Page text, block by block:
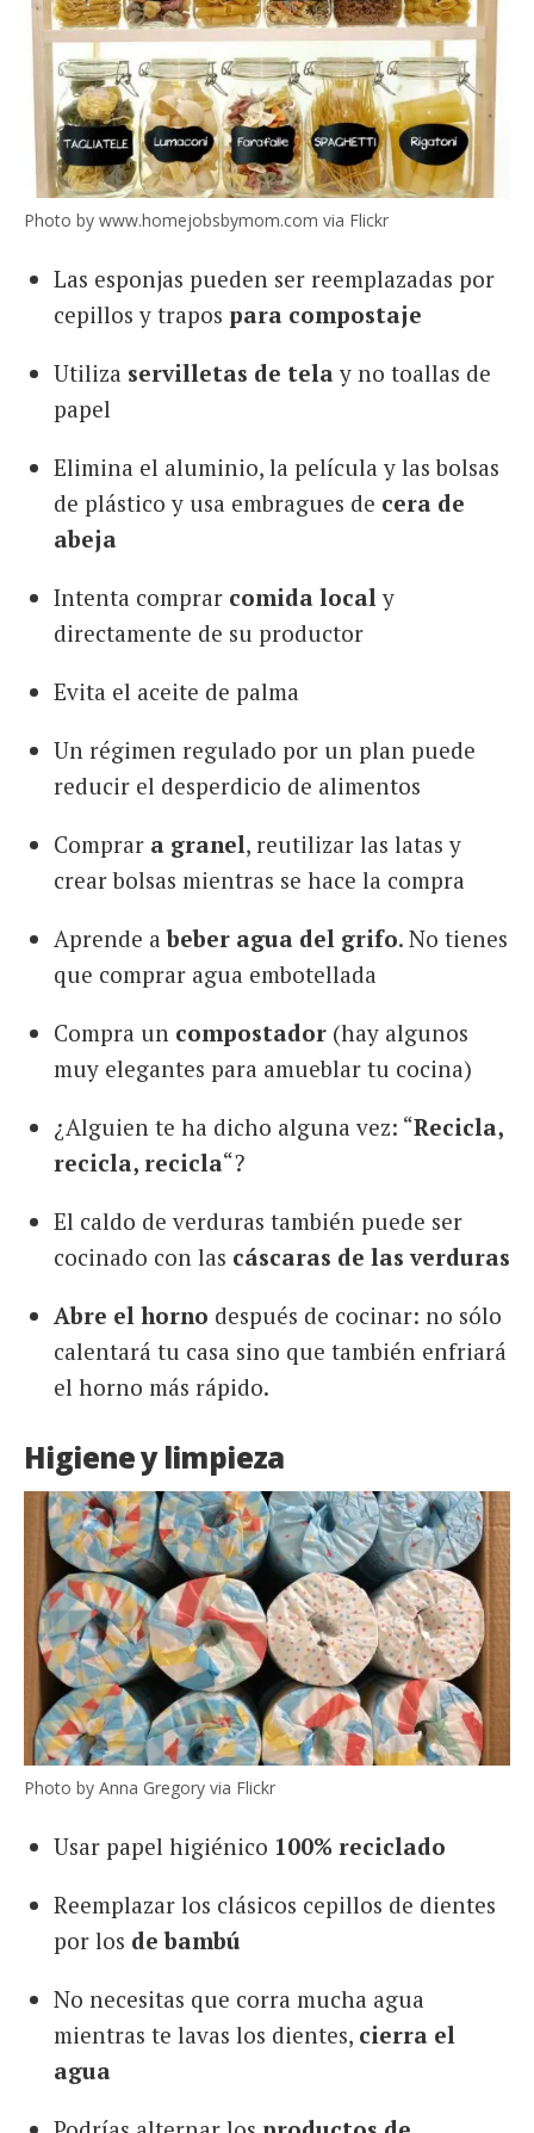
Photo by www.homejobsbymom.com via Flickr
Las esponjas pueden ser reemplazadas por
cepillos y trapos para compostaje
Utiliza servilletas de tela y no toallas de
papel
Elimina el aluminio, la película y las bolsas
de plástico y usa embragues de cera de
abeja
Intenta comprar comida local y
directamente de su productor
Evita el aceite de palma
Un régimen regulado por un plan puede
reducir el desperdicio de alimentos
Comprar a granel, reutilizar las latas y
crear bolsas mientras se hace la compra
Aprende abeber agua del grifo. No tienes
que comprar agua embotellada
Compra un compostador (hay algunos
muy elegantes para amueblar tu cocina)
¿Alguien te ha dicho alguna vez: “Recicla,
recicla, recicla“?
El caldo de verduras también puede ser
cocinado con las cáscaras de las verduras
Abre el horno después de cocinar: no sólo
calentará tu casa sino que también enfriará
el horno más rápido.
Higiene y limpieza
Photo by Anna Gregory via Flickr
Usar papel higiénico 100% reciclado
Reemplazar los clásicos cepillos de dientes
por los de bambú
No necesitas que corra mucha agua
mientras te lavas los dientes, cierra el
agua